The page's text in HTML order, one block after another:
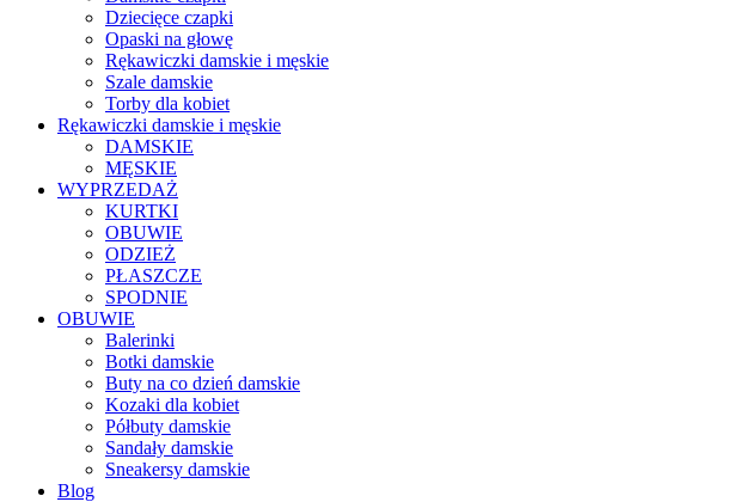
Dziecięce czapki
Opaski na głowę
Rękawiczki damskie i męskie
Szale damskie
Torby dla kobiet
Rękawiczki damskie i męskie
DAMSKIE
MĘSKIE
WYPRZEDAŻ
KURTKI
OBUWIE
ODZIEŻ
PŁASZCZE
SPODNIE
OBUWIE
Balerinki
Botki damskie
Buty na co dzień damskie
Kozaki dla kobiet
Półbuty damskie
Sandały damskie
Sneakersy damskie
Blog